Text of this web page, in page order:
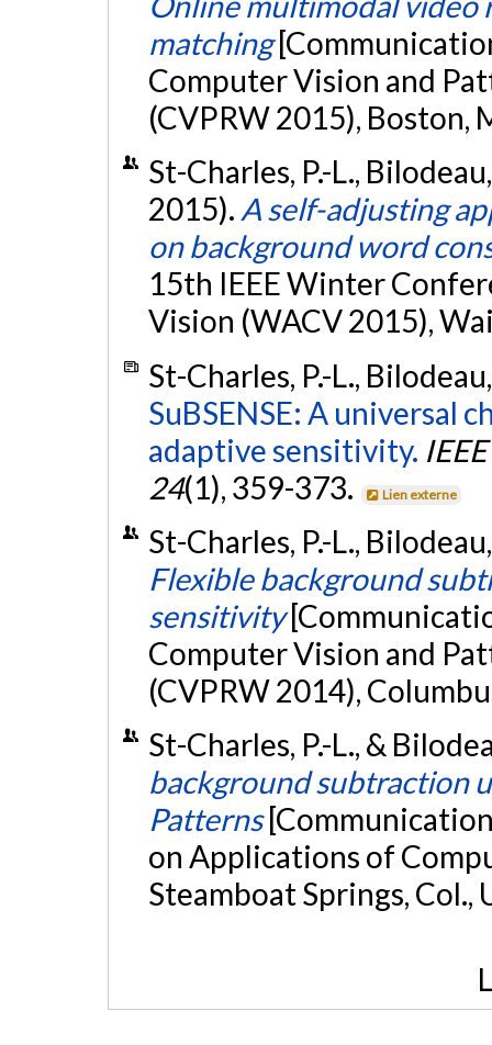
matching
Computer Vision and
(CVPRW 2015), Boston,
St-Charles, P.-L.,
2015). A self-adjusting
on background word
15th IEEE Winter
Vision (WACV 2015),
St-Charles, P.-L.,
SuBSENSE: A universal
adaptive sensitivity.
24(1), 359-373. Lien externe
St-Charles, P.-L.,
Flexible background
sensitivity
Computer Vision and
(CVPRW 2014),
St-Charles, P.-L., &
background subtraction
Patterns
on Applications of
Steamboat Springs, Col.,